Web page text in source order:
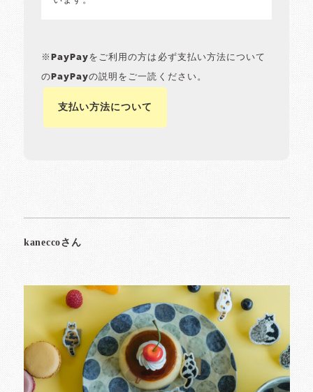
※PayPayをご利用の方は必ず支払い方法について
のPayPayの説明をご一読ください。
支払い方法について